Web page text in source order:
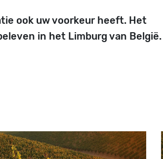
ook uw voorkeur heeft. Het
in het Limburg van België.